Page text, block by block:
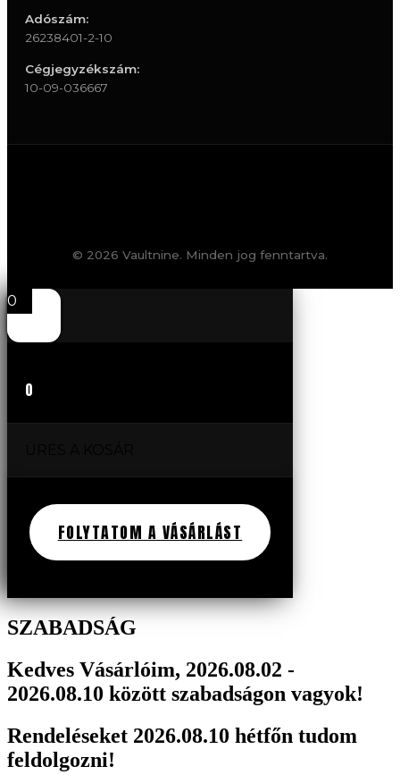
Adószám:
26238401-2-10
Cégjegyzékszám:
10-09-036667
© 2026 Vaultnine. Minden jog fenntartva.
0
0
FOLYTATOM A VÁSÁRLÁST
SZABADSÁG
Kedves Vásárlóim, 2026.08.02 -
2026.08.10 között szabadságon vagyok!
Rendeléseket 2026.08.10 hétfőn tudom
feldolgozni!